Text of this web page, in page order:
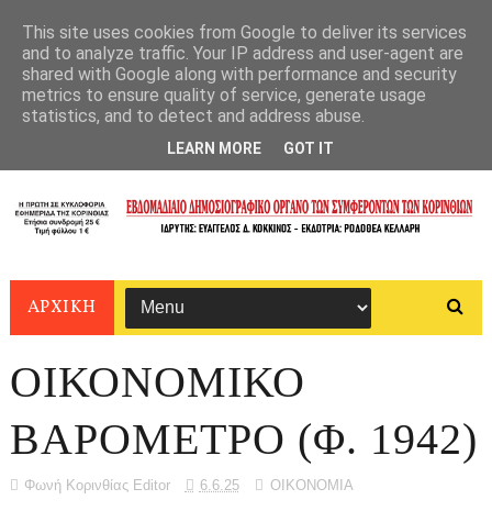
ΑΡΧΙΚΗ
ΟΙΚΟΝΟΜΙΚΟ
ΒΑΡΟΜΕΤΡΟ (Φ. 1942)
Φωνή Κορινθίας Editor 6.6.25 ΟΙΚΟΝΟΜΙΑ
This site uses cookies from Google to deliver its services
and to analyze traffic. Your IP address and user-agent are
shared with Google along with performance and security
metrics to ensure quality of service, generate usage
statistics, and to detect and address abuse.
LEARN MORE GOT IT